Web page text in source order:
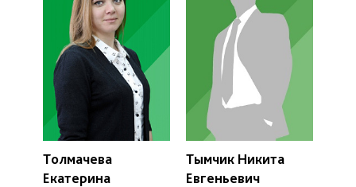
Толмачева
Екатерина
Тымчик Никита
Евгеньевич